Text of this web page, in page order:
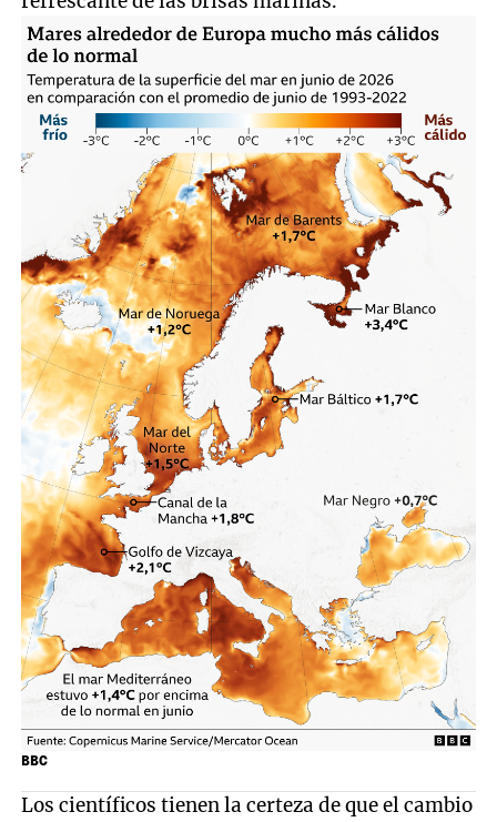
BBC
Los científicos tienen la certeza de que el cambio